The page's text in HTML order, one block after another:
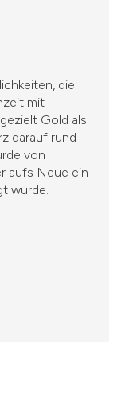
die
mit
Gold als
darauf rund
von
aufs Neue ein
wurde.